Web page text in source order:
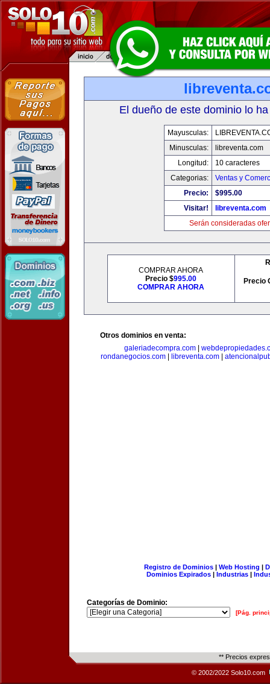
El dueño de este dominio lo
Mayusculas:
Minusculas:
libreventa.com
Longitud:
10 caracteres
Categorias:
Ventas y
Precio:
$995.00
Visitar!
libreventa.com
Serán consideradas
COMPRAR AHORA
Precio $995.00
COMPRAR AHORA
Precio
Otros dominios en venta:
galeriadecompra.com|
rondanegocios.com
libreventa.com
Registro de Dominios| Web Hosting |
Dominios Expirados | Industrias |
Categorías de Dominio:
[Pág.
** Precios
© 2002/2022 Solo10.com